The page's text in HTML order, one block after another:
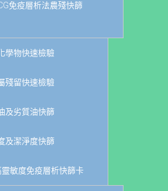
免疫層析法農殘快篩
學物快速檢驗
殘留快速檢驗
及劣質油快篩
及潔淨度快篩
靈敏度免疫層析快篩卡